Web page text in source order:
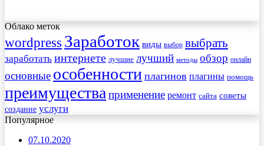
Облако меток
wordpress Заработок виды выбор выбрать
заработать интернете лучшие лучший методы обзор онлайн
основные особенности плагинов плагины помощь
преимущества применение ремонт сайта советы
создание услуги
Популярное
07.10.2020